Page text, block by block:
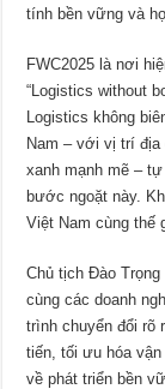
tính bền vững và
FWC2025 là nơi
“Logistics without
Logistics không
Nam – với vị trí
xanh mạnh mẽ –
bước ngoặt này.
Việt Nam cùng thế
Chủ tịch Đào
cùng các doanh
trình chuyển đổi rõ
tiến, tối ưu hóa
về phát triển bền